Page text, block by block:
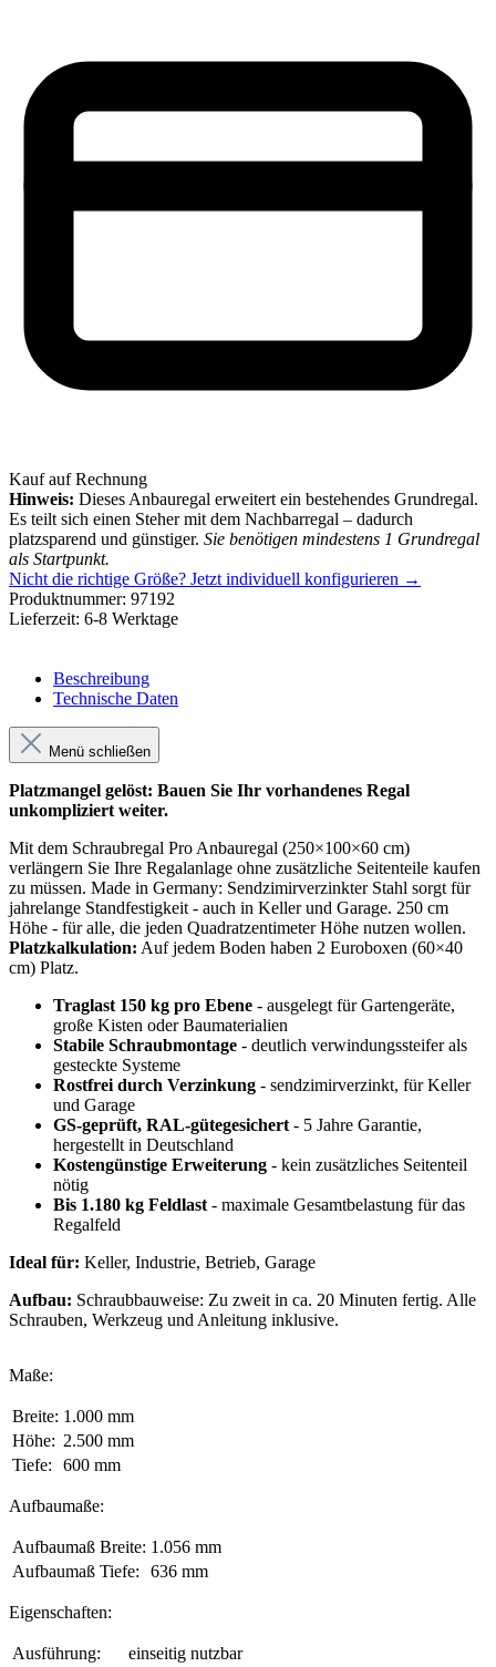
Kauf auf Rechnung
Hinweis: Dieses Anbauregal erweitert ein bestehendes Grundregal.
Es teilt sich einen Steher mit dem Nachbarregal – dadurch
platzsparend und günstiger. Sie benötigen mindestens 1 Grundregal
als Startpunkt.
Nicht die richtige Größe? Jetzt individuell konfigurieren →
Produktnummer: 97192
Lieferzeit: 6-8 Werktage
Beschreibung
Technische Daten
Menü schließen
Platzmangel gelöst: Bauen Sie Ihr vorhandenes Regal
unkompliziert weiter.
Mit dem Schraubregal Pro Anbauregal (250×100×60 cm)
verlängern Sie Ihre Regalanlage ohne zusätzliche Seitenteile kaufen
zu müssen. Made in Germany: Sendzimirverzinkter Stahl sorgt für
jahrelange Standfestigkeit - auch in Keller und Garage. 250 cm
Höhe - für alle, die jeden Quadratzentimeter Höhe nutzen wollen.
Platzkalkulation: Auf jedem Boden haben 2 Euroboxen (60×40
cm) Platz.
Traglast 150 kg pro Ebene - ausgelegt für Gartengeräte,
große Kisten oder Baumaterialien
Stabile Schraubmontage - deutlich verwindungssteifer als
gesteckte Systeme
Rostfrei durch Verzinkung - sendzimirverzinkt, für Keller
und Garage
GS-geprüft, RAL-gütegesichert- 5 Jahre Garantie,
hergestellt in Deutschland
Kostengünstige Erweiterung - kein zusätzliches Seitenteil
nötig
Bis 1.180 kg Feldlast- maximale Gesamtbelastung für das
Regalfeld
Ideal für: Keller, Industrie, Betrieb, Garage
Aufbau: Schraubbauweise: Zu zweit in ca. 20 Minuten fertig. Alle
Schrauben, Werkzeug und Anleitung inklusive.
Maße:
Breite: 1.000 mm
Höhe: 2.500 mm
Tiefe:
600 mm
Aufbaumaße:
Aufbaumaß Breite: 1.056 mm
Aufbaumaß Tiefe:
636 mm
Eigenschaften:
Ausführung: einseitig nutzbar